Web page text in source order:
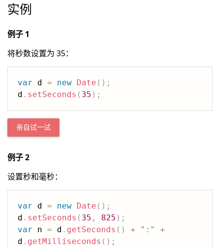
实例
例子 1
将秒数设置为 35：
var d = new Date ( ) ;
d . setSeconds ( 35 ) ;
亲自试一试
例子 2
设置秒和毫秒：
var d = new Date ( ) ;
d . setSeconds ( 35 , 825 ) ;
var n = d . getSeconds ( ) + ":"
+
d . getMilliseconds ( ) ;